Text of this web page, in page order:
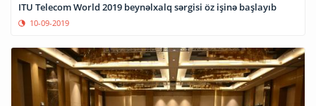
ITU Telecom World 2019 beynəlxalq sərgisi öz işinə başlayıb
10-09-2019